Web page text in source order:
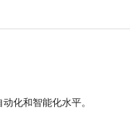
化和智能化水平。